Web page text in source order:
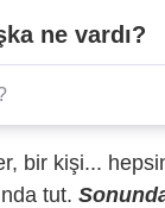
ne vardı?
bir kişi...
tut.